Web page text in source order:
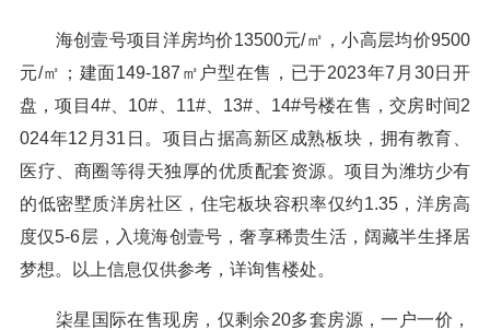
海创壹号项目洋房均价13500元/㎡，小高层均价9500
元/㎡；建面149-187㎡户型在售，已于2023年7月30日开
盘，项目4#、10#、11#、13#、14#号楼在售，交房时间2
024年12月31日。项目占据高新区成熟板块，拥有教育、
医疗、商圈等得天独厚的优质配套资源。项目为潍坊少有
的低密墅质洋房社区，住宅板块容积率仅约1.35，洋房高
度仅5-6层，入境海创壹号，奢享稀贵生活，阔藏半生择居
梦想。以上信息仅供参考，详询售楼处。
柒星国际在售现房，仅剩余20多套房源，一户一价，